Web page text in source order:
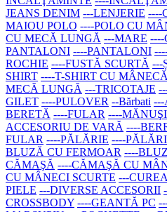
JEANS DENIM ---LENJERIE ----
MAIOU POLO ----POLO CU
CU MECĂ LUNGĂ ---MARE ----
PANTALONI ----PANTALONI
ROCHIE ----FUSTĂ SCURTĂ ---
SHIRT ----T-SHIRT CU
MECĂ LUNGĂ ---TRICOTAJE
GILET ----PULOVER --Bărbati ---
BERETĂ ----FULAR ----MĂNUŞI
ACCESORIU DE VARĂ ----
FULAR ----PĂLĂRIE ----
BLUZĂ CU FERMOAR ----
CĂMAŞĂ ----CĂMAŞĂ CU
CU MÂNECI SCURTE ---CUREA
PIELE ---DIVERSE ACCESORII
CROSSBODY ----GEANTĂ PC